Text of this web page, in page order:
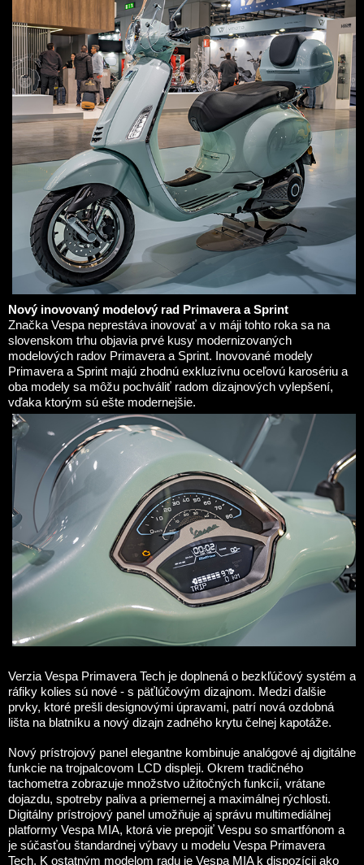
Nový inovovaný modelový rad Primavera a Sprint
Značka Vespa neprestáva inovovať a v máji tohto roka sa na
slovenskom trhu objavia prvé kusy modernizovaných
modelových radov Primavera a Sprint. Inovované modely
Primavera a Sprint majú zhodnú exkluzívnu oceľovú karosériu a
oba modely sa môžu pochváliť radom dizajnových vylepšení,
vďaka ktorým sú ešte modernejšie.
Verzia Vespa Primavera Tech je doplnená o bezkľúčový systém a
ráfiky kolies sú nové - s päťlúčovým dizajnom. Medzi ďalšie
prvky, ktoré prešli designovými úpravami, patrí nová ozdobná
lišta na blatníku a nový dizajn zadného krytu čelnej kapotáže.
Nový prístrojový panel elegantne kombinuje analógové aj digitálne
funkcie na trojpalcovom LCD displeji. Okrem tradičného
tachometra zobrazuje množstvo užitočných funkcií, vrátane
dojazdu, spotreby paliva a priemernej a maximálnej rýchlosti.
Digitálny prístrojový panel umožňuje aj správu multimediálnej
platformy Vespa MIA, ktorá vie prepojiť Vespu so smartfónom a
je súčasťou štandardnej výbavy u modelu Vespa Primavera
Tech. K ostatným modelom radu je Vespa MIA k dispozícii ako